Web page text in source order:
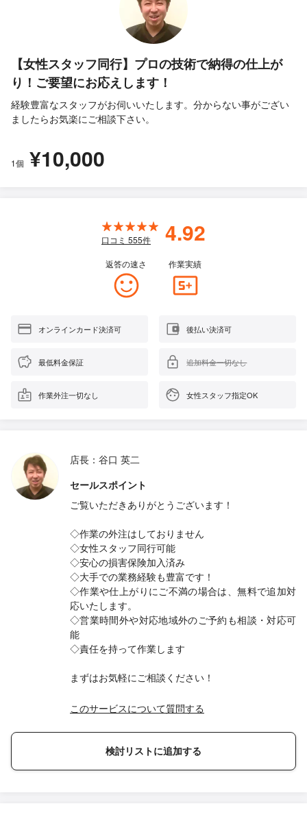
【女性スタッフ同行】プロの技術で納得の仕上が
り！ご要望にお応えします！
経験豊富なスタッフがお伺いいたします。分からない事がござい
ましたらお気楽にご相談下さい。
1個 ¥10,000
口コミ 555件 4.92
返答の速さ 作業実績
オンラインカード決済可 後払い決済可
最低料金保証 追加料金一切なし
作業外注一切なし 女性スタッフ指定OK
店長：谷口 英二
セールスポイント
ご覧いただきありがとうございます！
◇作業の外注はしておりません
◇女性スタッフ同行可能
◇安心の損害保険加入済み
◇大手での業務経験も豊富です！
◇作業や仕上がりにご不満の場合は、無料で追加対
応いたします。
◇営業時間外や対応地域外のご予約も相談・対応可
能
◇責任を持って作業します
まずはお気軽にご相談ください！
このサービスについて質問する
検討リストに追加する